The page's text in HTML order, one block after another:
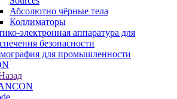
Абсолютно чёрные тела
Коллиматоры
электронная аппаратура для
безопасности
для промышленности